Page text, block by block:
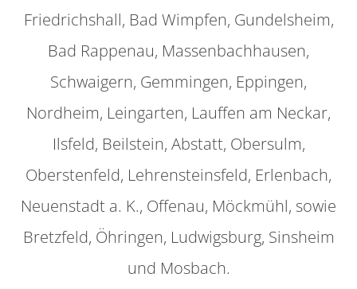
Friedrichshall, Bad Wimpfen, Gundelsheim,
Bad Rappenau, Massenbachhausen,
Schwaigern, Gemmingen, Eppingen,
Nordheim, Leingarten, Lauffen am Neckar,
Ilsfeld, Beilstein, Abstatt, Obersulm,
Oberstenfeld, Lehrensteinsfeld, Erlenbach,
Neuenstadt a. K., Offenau, Möckmühl, sowie
Bretzfeld, Öhringen, Ludwigsburg, Sinsheim
und Mosbach.